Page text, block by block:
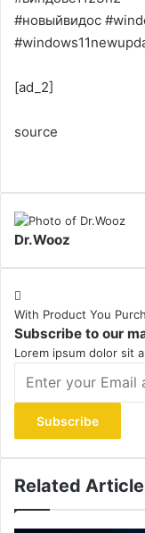
#новыйвидос
[ad_2]
source
Dr.Wooz
With Product You
Subscribe to our
Lorem ipsum dolor sit
your
Email
address
Related